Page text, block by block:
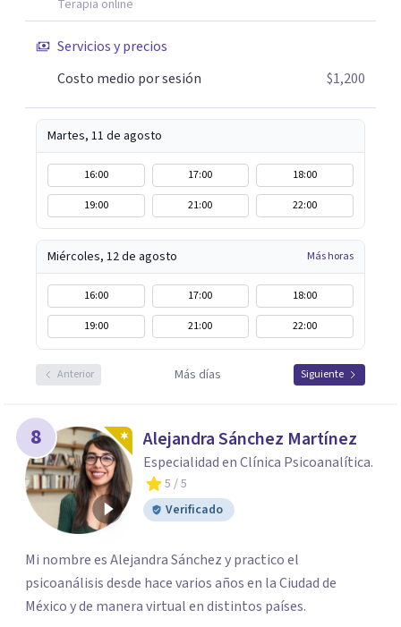
Terapia online
Servicios y precios
Costo medio por sesión
$1,200
Martes, 11 de agosto
16:00 17:00
18:00
19:00
21:00 22:00
Miércoles, 12 de agosto Más horas
16:00 17:00
18:00
19:00
21:00 22:00
Anterior Más días Siguiente
8 Alejandra Sánchez Martínez
Especialidad en Clínica Psicoanalítica.
5 / 5
Verificado
Mi nombre es Alejandra Sánchez y practico el
psicoanálisis desde hace varios años en la Ciudad de
México y de manera virtual en distintos países.